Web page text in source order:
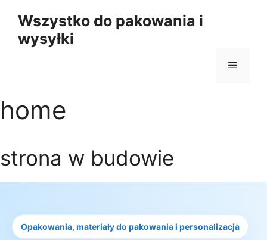
treści
Wszystko do pakowania i
wysyłki
Menu
home
strona w budowie
Opakowania, materiały do pakowania i personalizacja